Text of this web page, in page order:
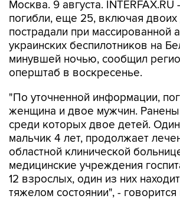
пострадали при массированной
украинских беспилотников на
минувшей ночью, сообщил
оперштаб в воскресенье.
"По уточненной информации,
среди которых двое детей.
мальчик 4 лет, продолжает
областной клинической
медицинские учреждения
12 взрослых, один из них
тяжелом состоянии", -
Ранеесообщалосьо 13